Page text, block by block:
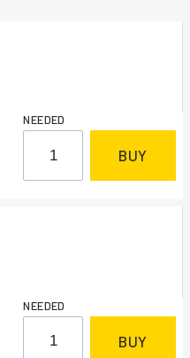
NEEDED
BUY
NEEDED
BUY